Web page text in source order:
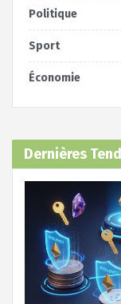
Politique
Sport
Économie
Dernières